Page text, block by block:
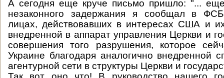
А сегодня еще круче письмо пришло: "...
незаконного задержания я сообщал в
лицах, действовавших в интересах США и
внедренной в аппарат управления Церкви и
совершения того разрушения, которое
Украине благодаря аналогично внедренной
агентурной сети в структуры Церкви и